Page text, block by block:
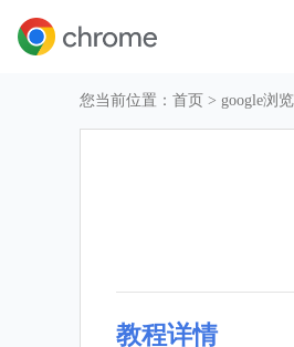
您当前位置： 首页 > google浏
教程详情